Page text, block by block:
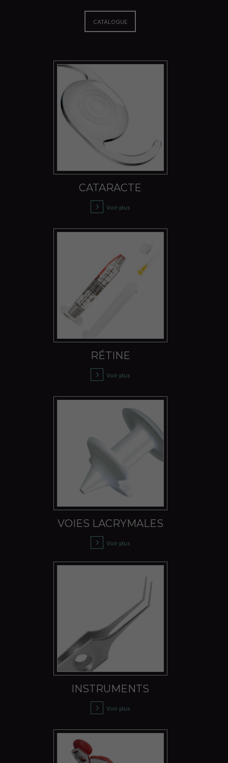
CATALOGUE
CATARACTE
Voir plus
RÉTINE
Voir plus
VOIES LACRYMALES
Voir plus
INSTRUMENTS
Voir plus